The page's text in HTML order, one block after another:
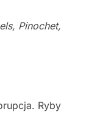
Pinochet,
Ryby